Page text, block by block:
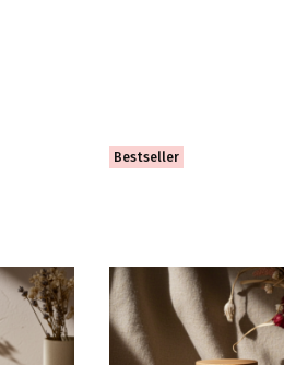
Bestseller